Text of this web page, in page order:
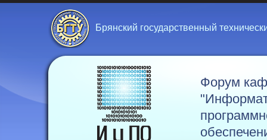
Брянский государственный
Форум